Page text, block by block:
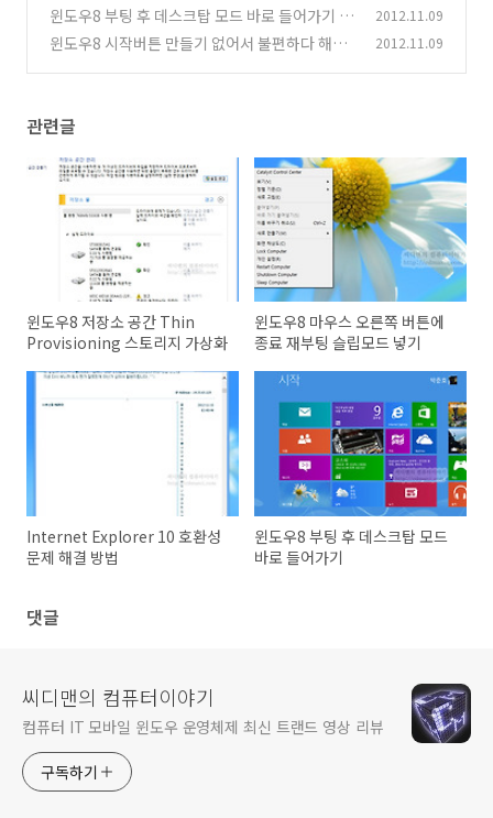
(16)
윈도우8 부팅 후 데스크탑 모드 바로 들어가기
(2
1)
2012.11.09
윈도우8 시작버튼 만들기 없어서 불편하다 해소
2012.11.09
관련글
윈도우8 저장소 공간 Thin
Provisioning 스토리지 가상화
윈도우8 마우스 오른쪽 버튼에
종료 재부팅 슬립모드 넣기
Internet Explorer 10 호환성
문제 해결 방법
윈도우8 부팅 후 데스크탑 모드
바로 들어가기
댓글
씨디맨의 컴퓨터이야기
컴퓨터 IT 모바일 윈도우 운영체제 최신 트랜드 영상 리뷰
구독하기